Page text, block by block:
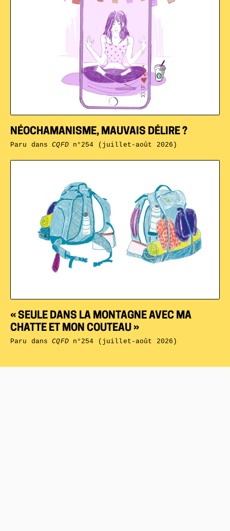
« SEULE DANS LA MONTAGNE AVEC MA
CHATTE ET MON COUTEAU »
Paru dansCQFDn°254 (juillet-août 2026)
NÉOCHAMANISME, MAUVAIS DÉLIRE ?
Paru dansCQFDn°254 (juillet-août 2026)